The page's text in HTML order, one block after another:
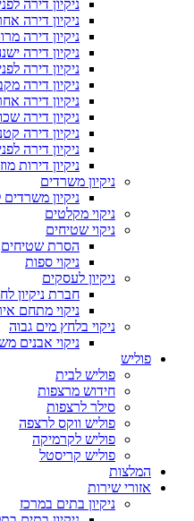
ניקיון דירה
ניקיון דירה
ניקיון דירה
ניקיון דירה
ניקיון דירה
ניקיון דירה
ניקיון דירה
ניקיון דירה
ניקיון דירה
ניקיון דירה
ניקיון דירות
ניקיון משרדים
ניקיון
ניקוי מקלטים
ניקוי שטיחים
הסרת שטיחים
ניקוי ספות
ניקיון לעסקים
חברת ניקיון
ניקוי מתחם
ניקוי בלחץ מים גבוה
ניקוי אבנים
פוליש
פוליש לבית
חידוש מרצפות
סילר לרצפות
פוליש ווקס לרצפה
פוליש לקרמיקה
פוליש קריסטל
המלצות
אזורי שירות
ניקיון בתים במרכז